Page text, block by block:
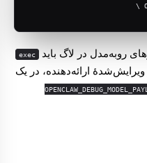
رو‌به‌مدل در لاگ باید exec
ارائه‌دهنده، در یک